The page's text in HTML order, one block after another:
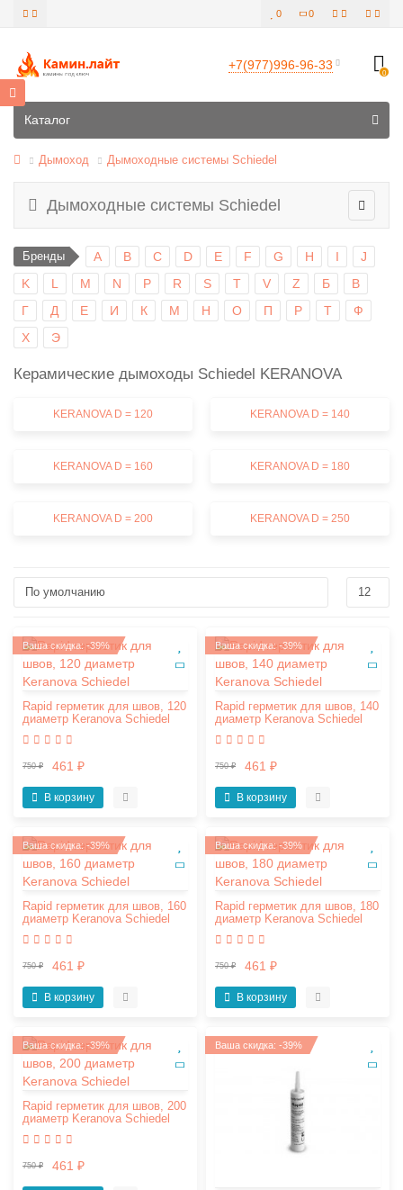
0
0
+7(977)996-96-33
0
Каталог
Дымоход Дымоходные системы Schiedel
Дымоходные системы Schiedel
Бренды A B C D E F G H I
J
K
L M N P R S T V Z Б
В
Г
Д Е И К М Н О П Р Т
Ф
Х
Э
Керамические дымоходы Schiedel KERANOVA
KERANOVA D = 120 KERANOVA D = 140
KERANOVA D = 160 KERANOVA D = 180
KERANOVA D = 200 KERANOVA D = 250
Ваша скидка: -39%
Rapid герметик для швов, 120
диаметр Keranova Schiedel
750 ₽ 461 ₽
В корзину
Ваша скидка: -39%
Rapid герметик для швов, 140
диаметр Keranova Schiedel
750 ₽ 461 ₽
В корзину
Ваша скидка: -39%
Rapid герметик для швов, 160
диаметр Keranova Schiedel
750 ₽ 461 ₽
В корзину
Ваша скидка: -39%
Rapid герметик для швов, 180
диаметр Keranova Schiedel
750 ₽ 461 ₽
В корзину
Ваша скидка: -39%
Rapid герметик для швов, 200
диаметр Keranova Schiedel
750 ₽ 461 ₽
Ваша скидка: -39%